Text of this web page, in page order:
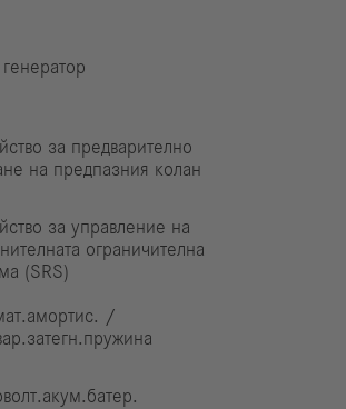
генератор
за предварително
на предпазния колан
за управление на
ограничителна
(SRS)
/